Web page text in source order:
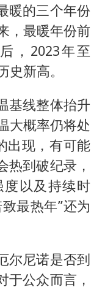
暖的三个年份
，最暖年份前
，2023年至
新高。
基线整体抬升
大概率仍将处
出现，有可能
热到破纪录，
以及持续时
最热年”还为
尔尼诺是否到
于公众而言，